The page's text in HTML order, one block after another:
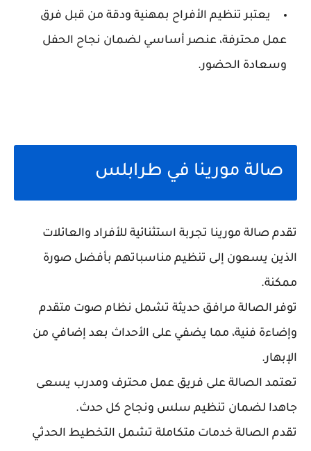
يعتبر تنظيم الأفراح بمهنية ودقة من قبل فرق
عمل محترفة، عنصر أساسي لضمان نجاح الحفل
وسعادة الحضور.
صالة مورينا في طرابلس
تقدم صالة مورينا تجربة استثنائية للأفراد والعائلات
الذين يسعون إلى تنظيم مناسباتهم بأفضل صورة
ممكنة.
توفر الصالة مرافق حديثة تشمل نظام صوت متقدم
وإضاءة فنية، مما يضفي على الأحداث بعد إضافي من
الإبهار.
تعتمد الصالة على فريق عمل محترف ومدرب يسعى
جاهدا لضمان تنظيم سلس ونجاح كل حدث.
تقدم الصالة خدمات متكاملة تشمل التخطيط الحدثي